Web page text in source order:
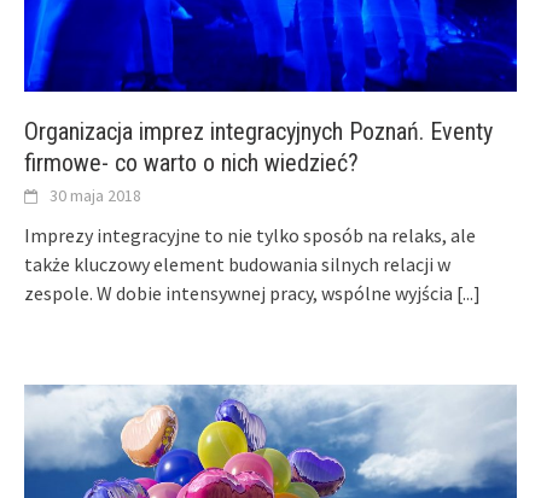
Organizacja imprez integracyjnych Poznań. Eventy
firmowe- co warto o nich wiedzieć?
30 maja 2018
Imprezy integracyjne to nie tylko sposób na relaks, ale
także kluczowy element budowania silnych relacji w
zespole. W dobie intensywnej pracy, wspólne wyjścia [...]